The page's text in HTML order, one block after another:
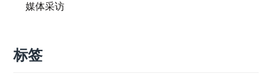
媒体采访
标签